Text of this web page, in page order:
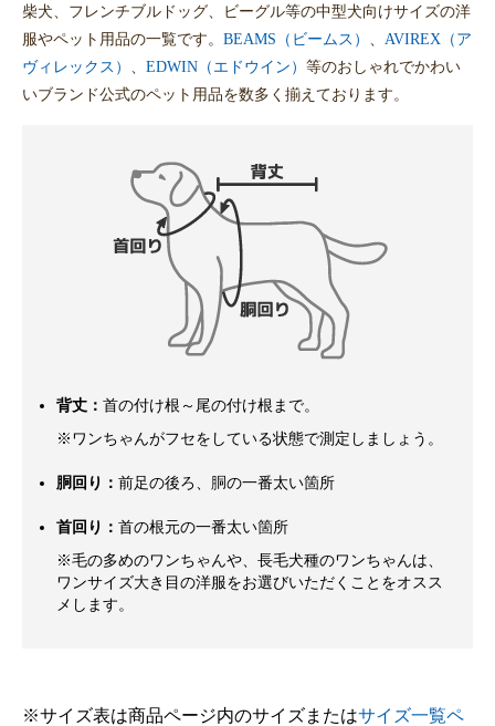
柴犬、フレンチブルドッグ、ビーグル等の中型犬向けサイズの洋
服やペット用品の一覧です。 BEAMS（ビームス）
AVIREX（ア
ヴィレックス）
EDWIN（エドウイン） 等のおしゃれでかわい
いブランド公式のペット用品を数多く揃えております。
背丈： 首の付け根～尾の付け根まで。
※ワンちゃんがフセをしている状態で測定しましょう。
胴回り： 前足の後ろ、胴の一番太い箇所
首回り： 首の根元の一番太い箇所
※毛の多めのワンちゃんや、長毛犬種のワンちゃんは、
ワンサイズ大き目の洋服をお選びいただくことをオスス
メします。
※サイズ表は商品ページ内のサイズまたはサイズ一覧ペ